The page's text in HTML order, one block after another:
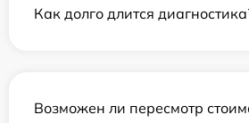
Как долго длится
Возможен ли пересмотр